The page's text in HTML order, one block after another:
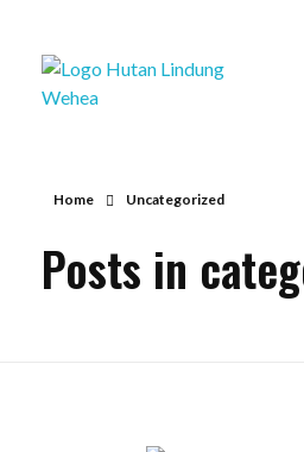
Home Uncategorized
Posts in